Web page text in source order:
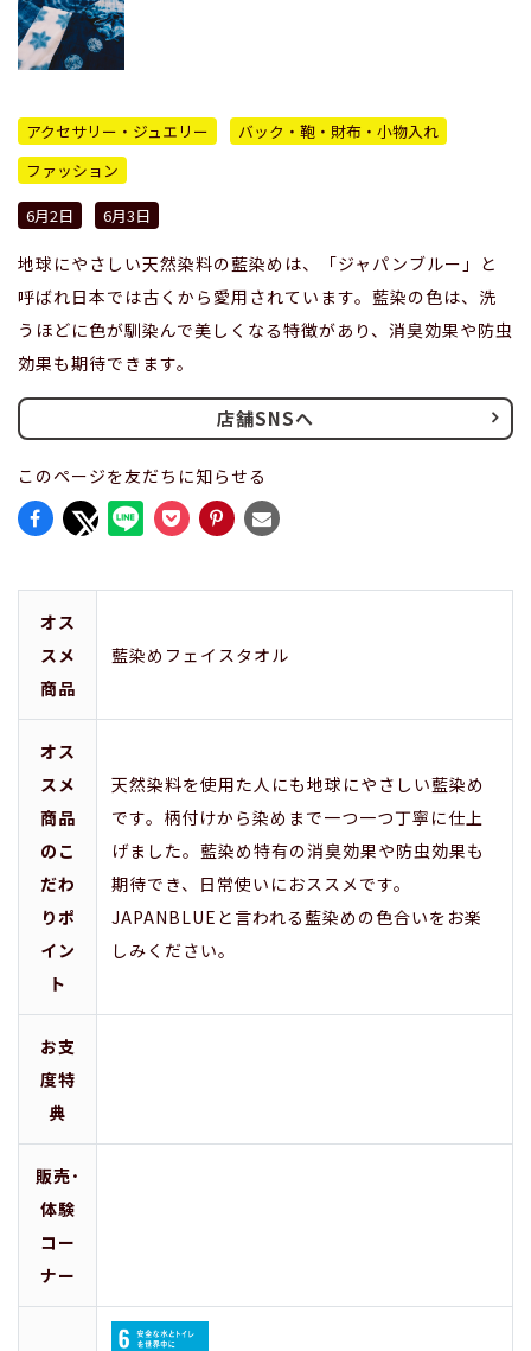
アクセサリー・ジュエリー
バック・鞄・財布・小物入れ
ファッション
6月2日
6月3日
地球にやさしい天然染料の藍染めは、「ジャパンブルー」と
呼ばれ日本では古くから愛用されています。藍染の色は、洗
うほどに色が馴染んで美しくなる特徴があり、消臭効果や防虫
効果も期待できます。
店舗SNSへ
このページを友だちに知らせる
オス
スメ
商品
藍染めフェイスタオル
オス
スメ
商品
のこ
だわ
りポ
イン
ト
天然染料を使用た人にも地球にやさしい藍染め
です。柄付けから染めまで一つ一つ丁寧に仕上
げました。藍染め特有の消臭効果や防虫効果も
期待でき、日常使いにおススメです。
JAPANBLUEと言われる藍染めの色合いをお楽
しみください。
お支
度特
典
販売･
体験
コー
ナー